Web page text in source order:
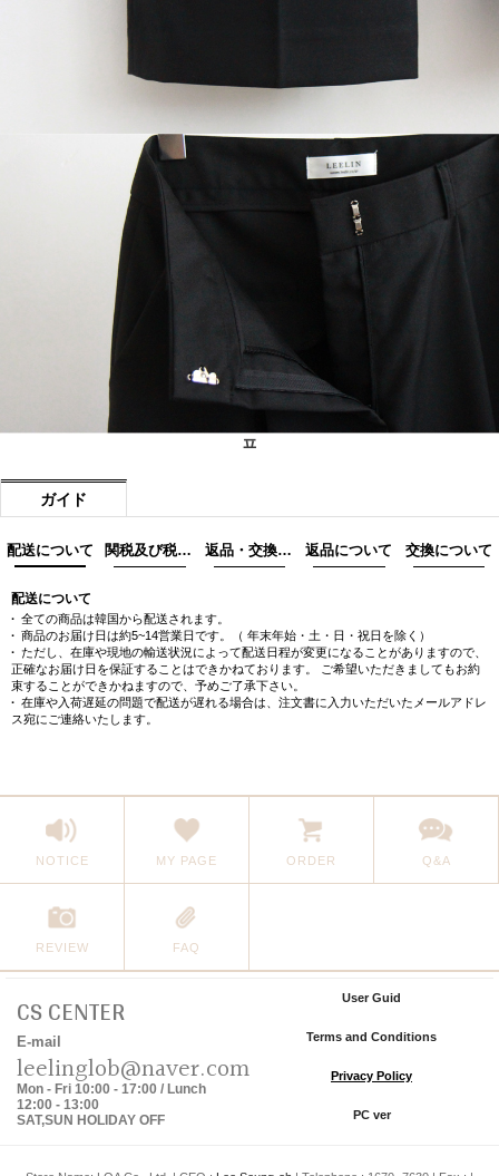
ㅍ
ガイド
配送について 関税及び税金について 返品・交換際の注意事項 返品について 交換について
配送について
全ての商品は韓国から配送されます。
商品のお届け日は約5~14営業日です。（ 年末年始・土・日・祝日を除く）
ただし、在庫や現地の輸送状況によって配送日程が変更になることがありますので、
正確なお届け日を保証することはできかねております。 ご希望いただきましてもお約
束することができかねますので、予めご了承下さい。
在庫や入荷遅延の問題で配送が遅れる場合は、注文書に入力いただいたメールアドレ
ス宛にご連絡いたします。
NOTICE MY PAGE ORDER Q&A
REVIEW FAQ
CS CENTER
E-mail
leelinglob@naver.com
Mon - Fri 10:00 - 17:00 / Lunch
12:00 - 13:00
SAT,SUN HOLIDAY OFF
User Guid
Terms and Conditions
Privacy Policy
PC ver